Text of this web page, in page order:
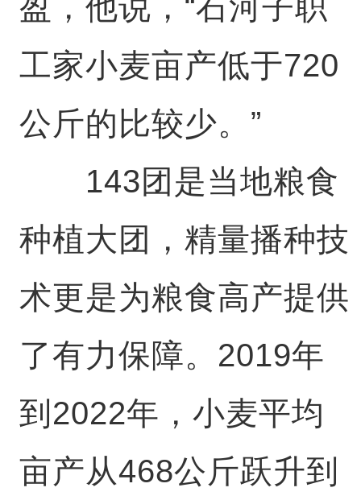
盈，他说，“石河子职
工家小麦亩产低于720
公斤的比较少。”
143团是当地粮食
种植大团，精量播种技
术更是为粮食高产提供
了有力保障。2019年
到2022年，小麦平均
亩产从468公斤跃升到